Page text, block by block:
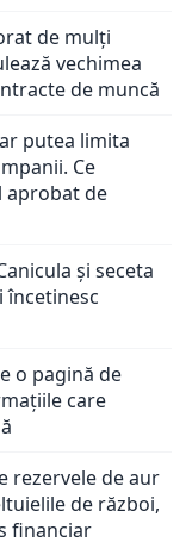
de mulți
vechimea
de muncă
putea limita
Ce
aprobat de
și seceta
încetinesc
o pagină de
care
rezervele de aur
de război,
financiar